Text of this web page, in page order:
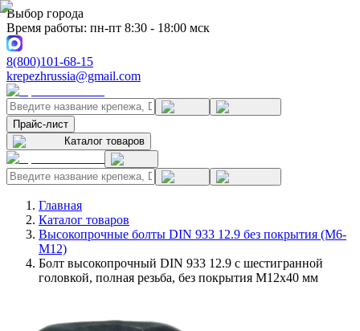
Выбор города
Время работы: пн-пт 8:30 - 18:00 мск
8(800)101-68-15
krepezhrussia@gmail.com
Прайс-лист
Каталог товаров
Главная
Каталог товаров
Высокопрочные болты DIN 933 12.9 без покрытия (M6-
M12)
Болт высокопрочный DIN 933 12.9 с шестигранной
головкой, полная резьба, без покрытия M12x40 мм